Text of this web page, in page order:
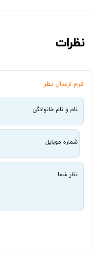
نظرات
فرم ارسال نظر
نام و نام خانوادگی
شماره موبایل
نظر شما